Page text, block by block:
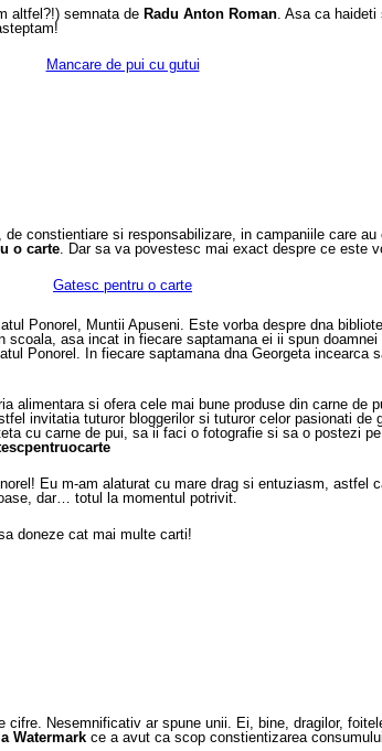
altfel?!) semnata de Radu Anton Roman. Asa ca
constientiare si responsabilizare, in campaniile care
o carte. Dar sa va povestesc mai exact despre ce este
Ponorel, Muntii Apuseni. Este vorba despre dna
asa incat in fiecare saptamana ei ii spun
Ponorel. In fiecare saptamana dna Georgeta
si ofera cele mai bune produse din carne
invitatia tuturor bloggerilor si tuturor celor pasionati
cu carne de pui, sa ii faci o fotografie si sa o postezi
Eu m-am alaturat cu mare drag si entuziasm,
dar… totul la momentul potrivit.
doneze cat mai multe carti!
Nesemnificativ ar spune unii. Ei, bine, dragilor,
Watermark ce a avut ca scop constientizarea